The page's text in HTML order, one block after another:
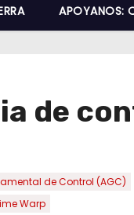
APOYANOS:
de
de Control (AGC)
Warp